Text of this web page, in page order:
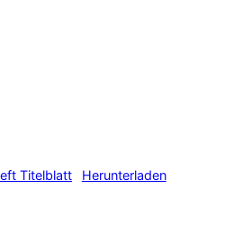
Titelblatt Herunterladen